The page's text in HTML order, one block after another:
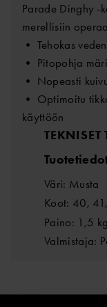
Parade Dinghy -
merellisiin
• Tehokas
• Pitopohja
• Nopeasti
• Optimoitu
käyttöön
TEKNISET
Väri: Musta
Koot: 40,
Paino: 1,5 kg
Valmistaja: